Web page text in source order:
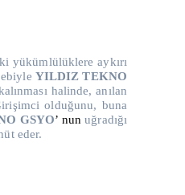
yükümlülüklere aykırı
YILDIZ TEKNO
halinde, anılan
olduğunu, buna
GSYO’ nun uğradığı
eder.